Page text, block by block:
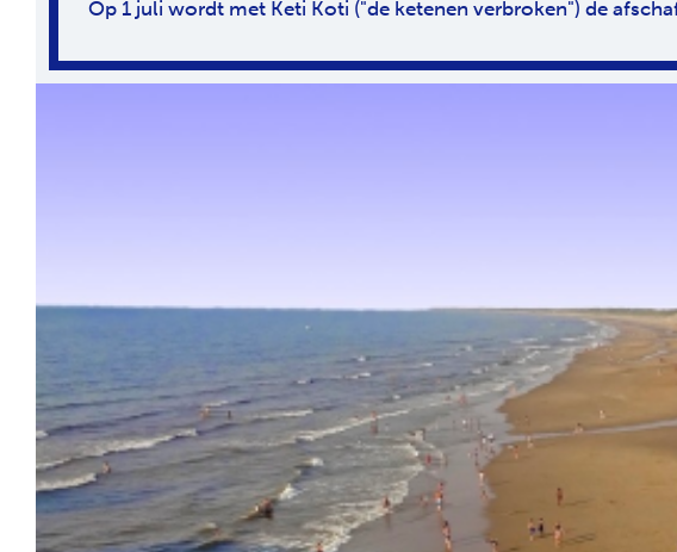
Op 1 juli wordt met Keti Koti ("de ketenen verbroken") de